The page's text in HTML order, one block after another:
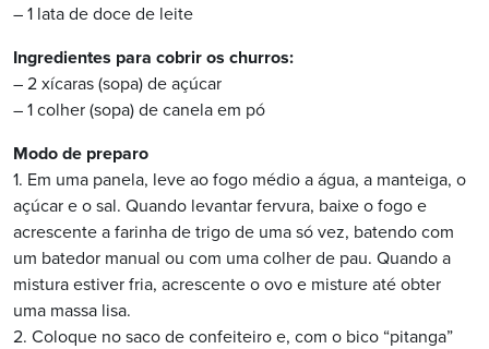
– 1 lata de doce de leite
Ingredientes para cobrir os churros:
– 2 xícaras (sopa) de açúcar
– 1 colher (sopa) de canela em pó
Modo de preparo
1. Em uma panela, leve ao fogo médio a água, a manteiga, o
açúcar e o sal. Quando levantar fervura, baixe o fogo e
acrescente a farinha de trigo de uma só vez, batendo com
um batedor manual ou com uma colher de pau. Quando a
mistura estiver fria, acrescente o ovo e misture até obter
uma massa lisa.
2. Coloque no saco de confeiteiro e, com o bico “pitanga”